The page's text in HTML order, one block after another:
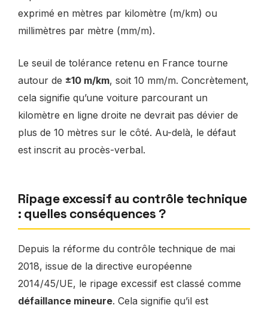
exprimé en mètres par kilomètre (m/km) ou
millimètres par mètre (mm/m).
Le seuil de tolérance retenu en France tourne
autour de ±10 m/km, soit 10 mm/m. Concrètement,
cela signifie qu’une voiture parcourant un
kilomètre en ligne droite ne devrait pas dévier de
plus de 10 mètres sur le côté. Au-delà, le défaut
est inscrit au procès-verbal.
Ripage excessif au contrôle technique
: quelles conséquences ?
Depuis la réforme du contrôle technique de mai
2018, issue de la directive européenne
2014/45/UE, le ripage excessif est classé comme
défaillance mineure. Cela signifie qu’il est